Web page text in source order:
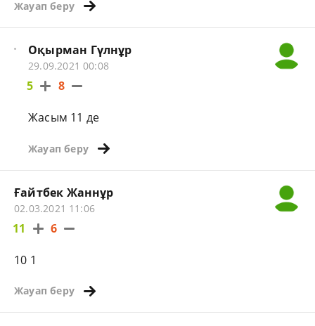
Жауап беру
Оқырман Гүлнұр
29.09.2021 00:08
5 8
Жасым 11 де
Жауап беру
Ғайтбек Жаннұр
02.03.2021 11:06
11 6
10 1
Жауап беру